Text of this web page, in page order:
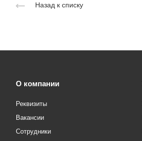
Назад к списку
О компании
Реквизиты
Вакансии
Сотрудники